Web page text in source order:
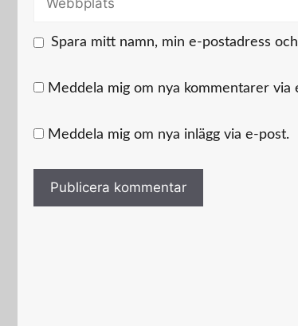
Spara mitt namn, min e-postadress
Meddela mig om nya kommentarer via
Meddela mig om nya inlägg via e-post.